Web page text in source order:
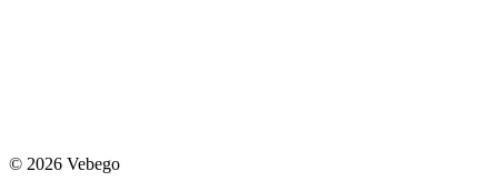
© 2026 Vebego